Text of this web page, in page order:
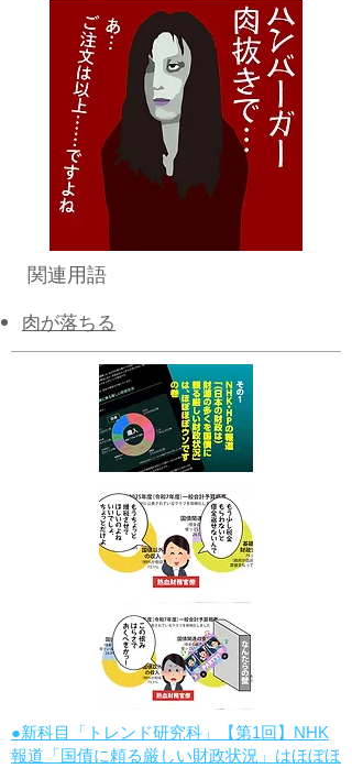
関連用語
肉が落ちる
●新科目「トレンド研究科」【第1回】NHK
報道「国債に頼る厳しい財政状況」はほぼほ